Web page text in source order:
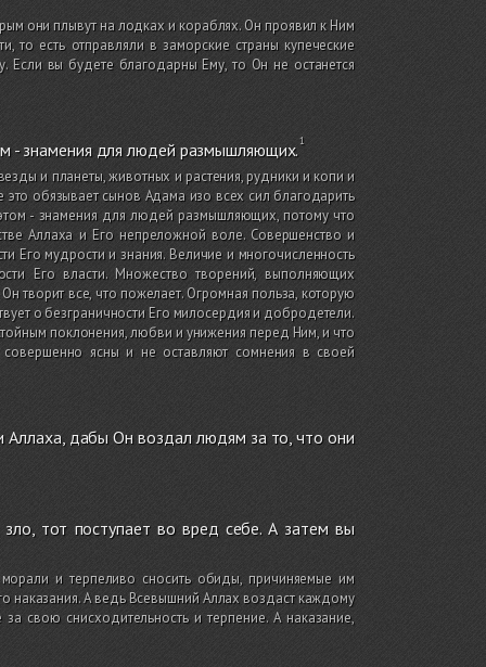
они плывут на лодках и кораблях. Он проявил к Ним
есть отправляли в заморские страны купеческие
Если вы будете благодарны Ему, то Он не останется
- знамения для людей размышляющих.
и планеты, животных и растения, рудники и копи и
обязывает сынов Адама изо всех сил благодарить
- знамения для людей размышляющих, потому что
Аллаха и Его непреложной воле. Совершенство и
Его мудрости и знания. Величие и многочисленность
Его власти. Множество творений, выполняющих
творит все, что пожелает. Огромная польза, которую
о безграничности Его милосердия и добродетели.
поклонения, любви и унижения перед Ним, и что
ясны и не оставляют сомнения в своей
дабы Он воздал людям за то, что они
тот поступает во вред себе. А затем вы
и терпеливо сносить обиды, причиняемые им
наказания. А ведь Всевышний Аллах воздаст каждому
свою снисходительность и терпение. А наказание,